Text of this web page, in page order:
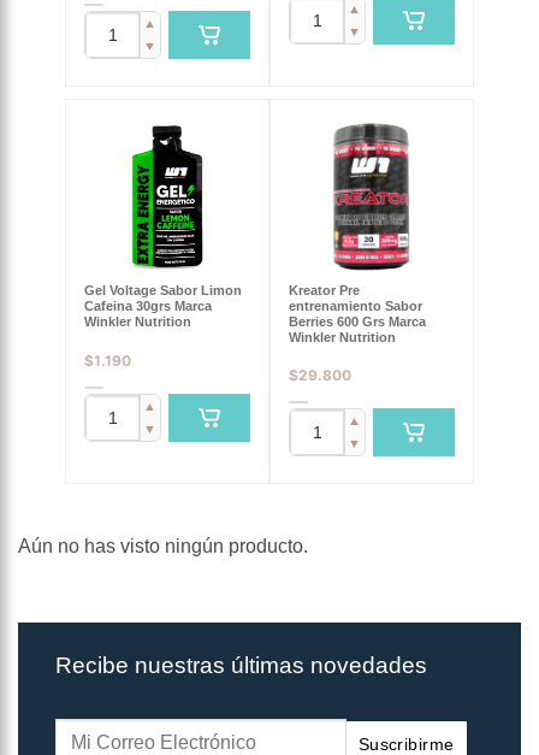
▲
▼
▲
▼
Gel Voltage Sabor Limon
Cafeina 30grs Marca
Winkler Nutrition
$1.190
▲
▼
Kreator Pre
entrenamiento Sabor
Berries 600 Grs Marca
Winkler Nutrition
$29.800
▲
▼
Aún no has visto ningún producto.
Recibe nuestras últimas novedades
Suscribirme